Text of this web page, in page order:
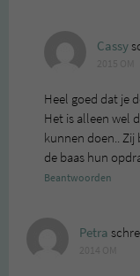
Cassy
Heel goed dat je
Het is alleen wel
kunnen doen..
de baas hun
Beantwoorden
Petra